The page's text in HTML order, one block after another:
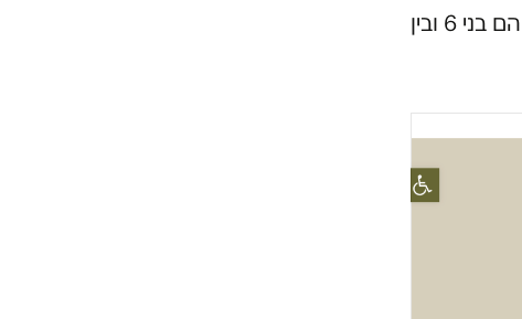
ביחידת מסתערבים מיוחדת, ומזמינה את המשתתפים – בין אם הם בני 6 ובין